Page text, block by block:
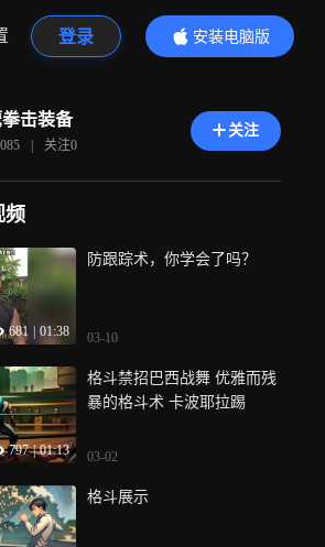
登录
安装电脑版
内容更精彩
击装备
| 关注0
关注
频
681 01:38
防跟踪术，你学会了吗？
03-10
797 | 01:13
格斗禁招巴西战舞 优雅而残
暴的格斗术 卡波耶拉踢
03-02
格斗展示